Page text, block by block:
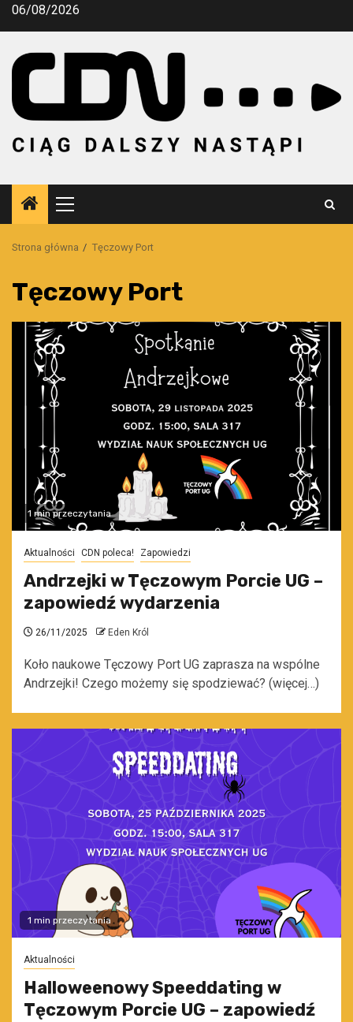
Przejdź
06/08/2026
Menu
główne
Strona główna Tęczowy Port
Tęczowy Port
1 min przeczytania
Aktualności CDN poleca! Zapowiedzi
Andrzejki w Tęczowym Porcie UG –
zapowiedź wydarzenia
26/11/2025 Eden Król
Koło naukowe Tęczowy Port UG zaprasza na wspólne
Andrzejki! Czego możemy się spodziewać? (więcej…)
1 min przeczytania
Aktualności
Halloweenowy Speeddating w
Tęczowym Porcie UG – zapowiedź